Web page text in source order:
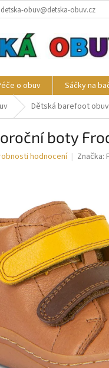
detska-obuv@detska-obuv.cz
o obuv Sáčky na
Dětská barefoot obuv
boty
hodnocení Značka: